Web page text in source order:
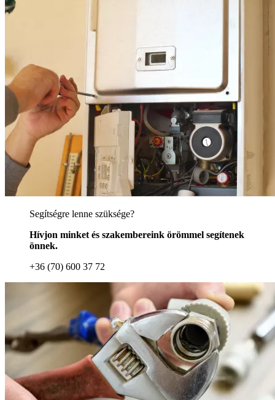
Segítségre lenne szüksége?
Hívjon minket és szakembereink örömmel segítenek
önnek.
+36 (70) 600 37 72